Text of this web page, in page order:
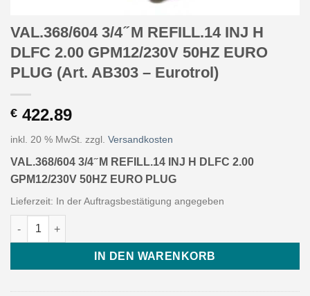
VAL.368/604 3/4 ̋ M REFILL.14 INJ H
DLFC 2.00 GPM12/230V 50HZ EURO
PLUG (Art. AB303 – Eurotrol)
€ 422.89
inkl. 20 % MwSt. zzgl. Versandkosten
VAL.368/604 3/4 ̋ M REFILL.14 INJ H DLFC 2.00
GPM12/230V 50HZ EURO PLUG
Lieferzeit: In der Auftragsbestätigung angegeben
VAL.368/604 3/4 ̋ M REFILL.14 INJ H DLFC 2.00 GPM12/230V
IN DEN WARENKORB